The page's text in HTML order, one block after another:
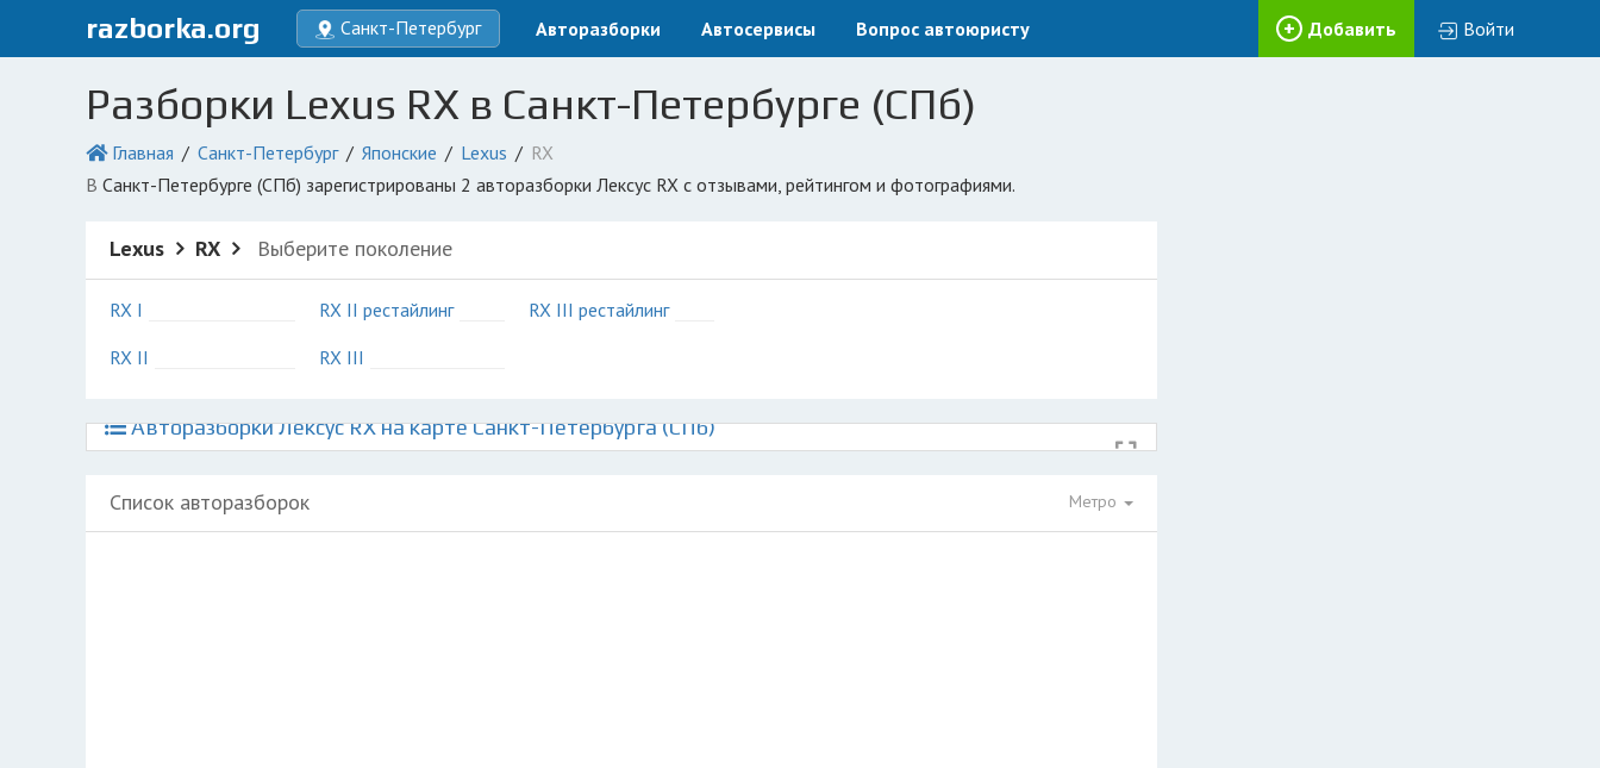
razborka.org Санкт-Петербург Авторазборки Автосервисы Вопрос автоюристу Добавить Войти
Разборки Lexus RX в Санкт-Петербурге (СПб)
Главная Санкт-Петербург Японские Lexus
RX
в Санкт-Петербурге (СПб) зарегистрированы 2 авторазборки Лексус RX с отзывами, рейтингом и фотографиями.
Lexus RX Выберите поколение
RX I
RX II
RX II рестайлинг
RX III
RX III рестайлинг
Авторазборки Лексус RX на карте Санкт-Петербурга (СПб)
Список авторазборок Метро